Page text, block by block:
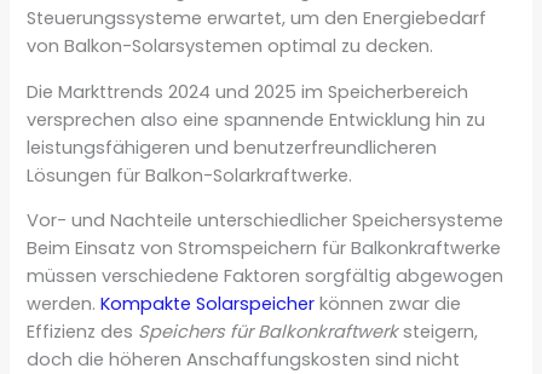
Steuerungssysteme erwartet, um den Energiebedarf
von Balkon-Solarsystemen optimal zu decken.
Die Markttrends 2024 und 2025 im Speicherbereich
versprechen also eine spannende Entwicklung hin zu
leistungsfähigeren und benutzerfreundlicheren
Lösungen für Balkon-Solarkraftwerke.
Vor- und Nachteile unterschiedlicher Speichersysteme
Beim Einsatz von Stromspeichern für Balkonkraftwerke
müssen verschiedene Faktoren sorgfältig abgewogen
werden.Kompakte Solarspeicher können zwar die
Effizienz des Speichers für Balkonkraftwerksteigern,
doch die höheren Anschaffungskosten sind nicht